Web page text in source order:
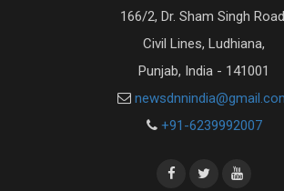
166/2, Dr. Sham Singh
Civil Lines, Ludhiana,
Punjab, India - 141001
+91-6239992007